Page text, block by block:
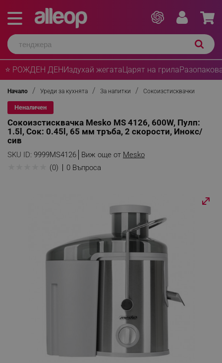
⭐ РОЖДЕН ДЕНИздухай жегатаЦарят на грила
Начало Уреди за кухнята За напитки Сокоизстисквачки
Неналичен
Сокоизстисквачка Mesko MS 4126, 600W, Пулп:
1.5l, Сок: 0.45l, 65 мм тръба, 2 скорости, Инокс/
сив
SKU ID: 9999MS4126 Виж още от Mesko
(0) 0 Въпроса